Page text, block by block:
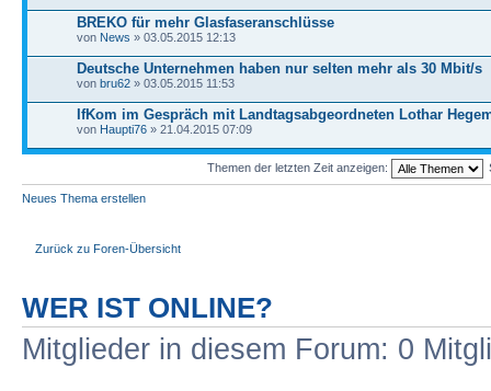
BREKO für mehr Glasfaseranschlüsse
von News » 03.05.2015 12:13
Deutsche Unternehmen haben nur selten mehr als 30 Mbit/s
von bru62 » 03.05.2015 11:53
IfKom im Gespräch mit Landtagsabgeordneten Lothar
von Haupti76 » 21.04.2015 07:09
Themen der letzten Zeit anzeigen:
Neues Thema erstellen
Zurück zu Foren-Übersicht
WER IST ONLINE?
Mitglieder in diesem Forum: 0